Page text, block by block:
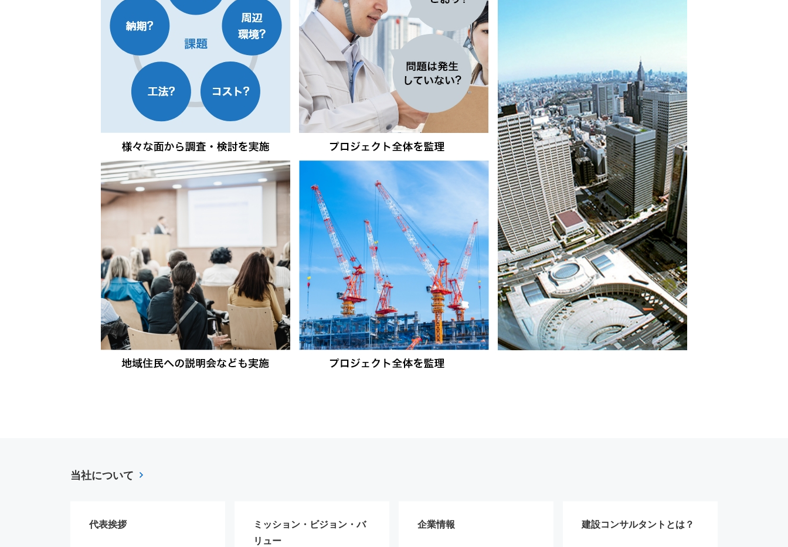
当社について
代表挨拶
ミッション・ビジョン・バ
リュー
企業情報 建設コンサルタントとは？